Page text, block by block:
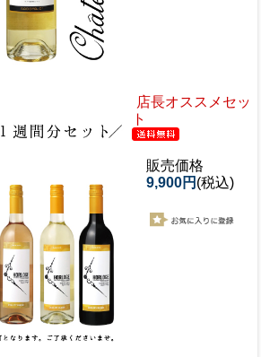
店長オススメセッ
ト
販売価格
9,900円 (税込)